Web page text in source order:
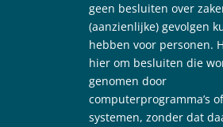
geen besluiten over
(aanzienlijke) gevolgen
hebben voor personen.
hier om besluiten die
genomen door
computerprogramma’s
systemen, zonder dat